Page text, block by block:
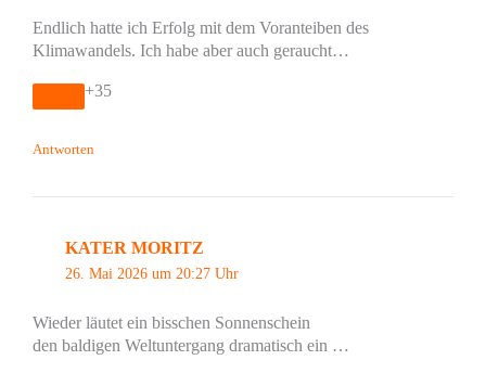
Endlich hatte ich Erfolg mit dem Voranteiben des
Klimawandels. Ich habe aber auch geraucht…
+35
Antworten
KATER MORITZ
26. Mai 2026 um 20:27 Uhr
Wieder läutet ein bisschen Sonnenschein
den baldigen Weltuntergang dramatisch ein …